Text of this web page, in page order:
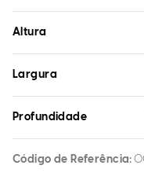
Altura
Largura
Profundidade
Código de Referência